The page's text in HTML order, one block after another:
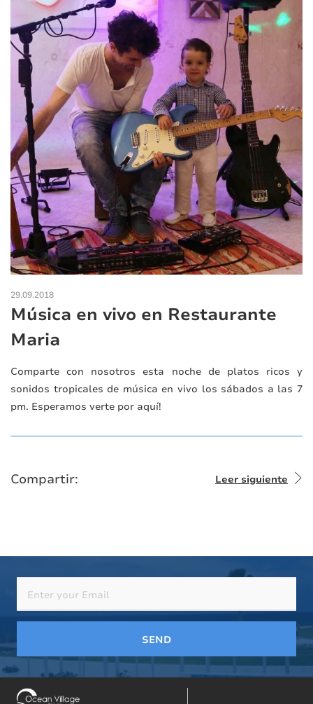
29.09.2018
Música en vivo en Restaurante
Maria
Comparte con nosotros esta noche de platos ricos y
sonidos tropicales de música en vivo los sábados a las 7
pm. Esperamos verte por aquí!
Compartir: Leer siguiente
SEND